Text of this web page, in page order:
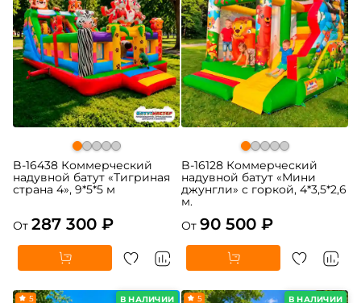
B-16438 Коммерческий
надувной батут «Тигриная
страна 4», 9*5*5 м
От 287 300 ₽
B-16128 Коммерческий
надувной батут «Мини
джунгли» с горкой, 4*3,5*2,6
м.
От 90 500 ₽
В НАЛИЧИИ
5 В НАЛИЧИИ
5